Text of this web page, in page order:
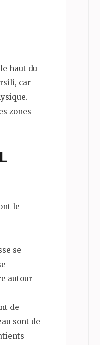
haut du
car
zones
le
se
autour
de
sont de